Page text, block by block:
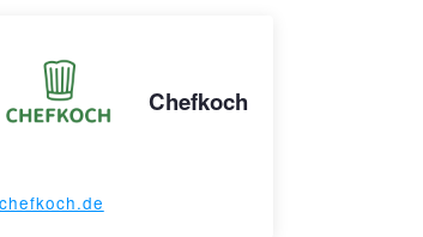
Chefkoch
chefkoch.de